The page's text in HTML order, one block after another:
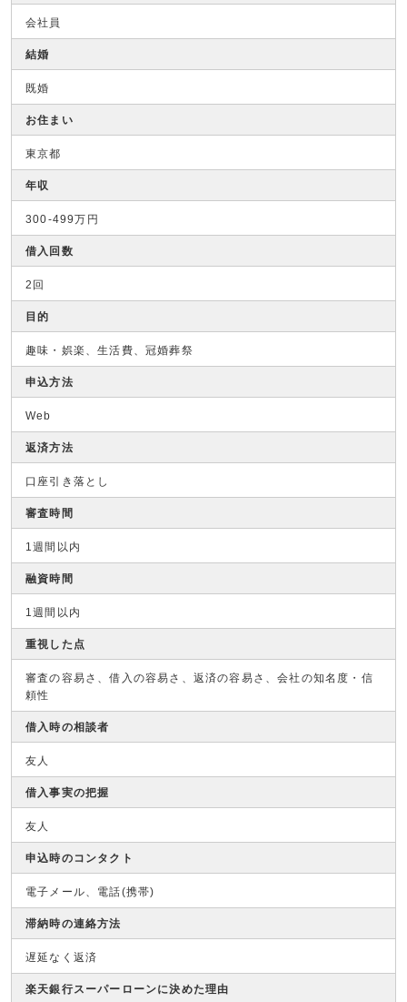
会社員
結婚
既婚
お住まい
東京都
年収
300-499万円
借入回数
2回
目的
趣味・娯楽、生活費、冠婚葬祭
申込方法
Web
返済方法
口座引き落とし
審査時間
1週間以内
融資時間
1週間以内
重視した点
審査の容易さ、借入の容易さ、返済の容易さ、会社の知名度・信
頼性
借入時の相談者
友人
借入事実の把握
友人
申込時のコンタクト
電子メール、電話(携帯)
滞納時の連絡方法
遅延なく返済
楽天銀行スーパーローンに決めた理由